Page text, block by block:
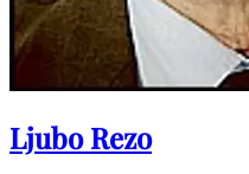
Ljubo Rezo